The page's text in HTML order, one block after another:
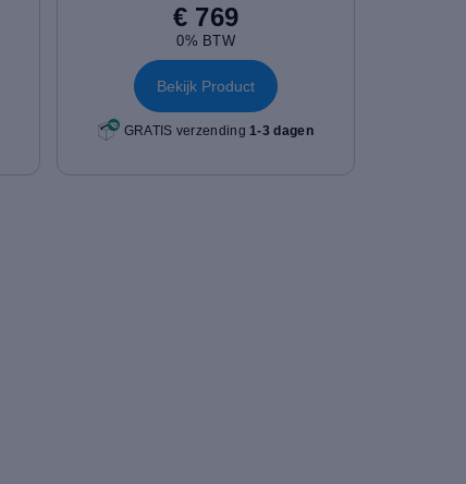
€ 769
0% BTW
Bekijk Product
GRATIS verzending1-3 dagen